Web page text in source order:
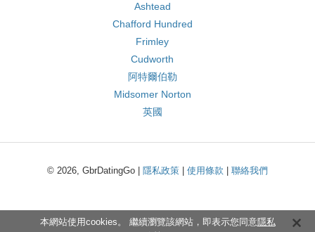
Ashtead
Chafford Hundred
Frimley
Cudworth
阿特爾伯勒
Midsomer Norton
英國
© 2026, GbrDatingGo | 隱私政策 使用條款 聯絡我們
本網站使用cookies。 繼續瀏覽該網站，即表示您同意隱私